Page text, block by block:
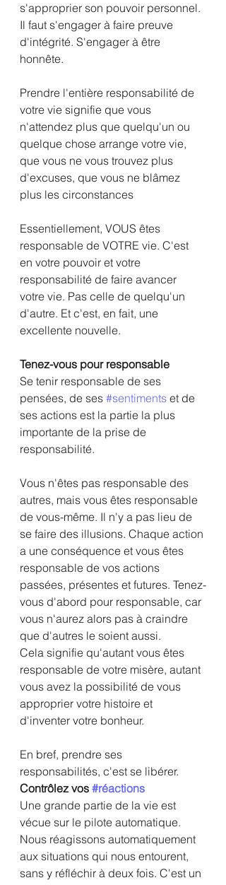
s'approprier son pouvoir personnel.
Il faut s'engager à faire preuve
d'intégrité. S'engager à être
honnête.
Prendre l'entière responsabilité de
votre vie signifie que vous
n'attendez plus que quelqu'un ou
quelque chose arrange votre vie,
que vous ne vous trouvez plus
d'excuses, que vous ne blâmez
plus les circonstances
Essentiellement, VOUS êtes
responsable de VOTRE vie. C'est
en votre pouvoir et votre
responsabilité de faire avancer
votre vie. Pas celle de quelqu'un
d'autre. Et c'est, en fait, une
excellente nouvelle.
Tenez-vous pour responsable
Se tenir responsable de ses
pensées, de ses #sentiments et de
ses actions est la partie la plus
importante de la prise de
responsabilité.
Vous n'êtes pas responsable des
autres, mais vous êtes responsable
de vous-même. Il n'y a pas lieu de
se faire des illusions. Chaque action
a une conséquence et vous êtes
responsable de vos actions
passées, présentes et futures. Tenez-
vous d'abord pour responsable, car
vous n'aurez alors pas à craindre
que d'autres le soient aussi.
Cela signifie qu'autant vous êtes
responsable de votre misère, autant
vous avez la possibilité de vous
approprier votre histoire et
d'inventer votre bonheur.
En bref, prendre ses
responsabilités, c'est se libérer.
Contrôlez vos #réactions
Une grande partie de la vie est
vécue sur le pilote automatique.
Nous réagissons automatiquement
aux situations qui nous entourent,
sans y réfléchir à deux fois. C'est un